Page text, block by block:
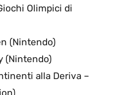
Olimpici di
(Nintendo)
(Nintendo)
alla Deriva –